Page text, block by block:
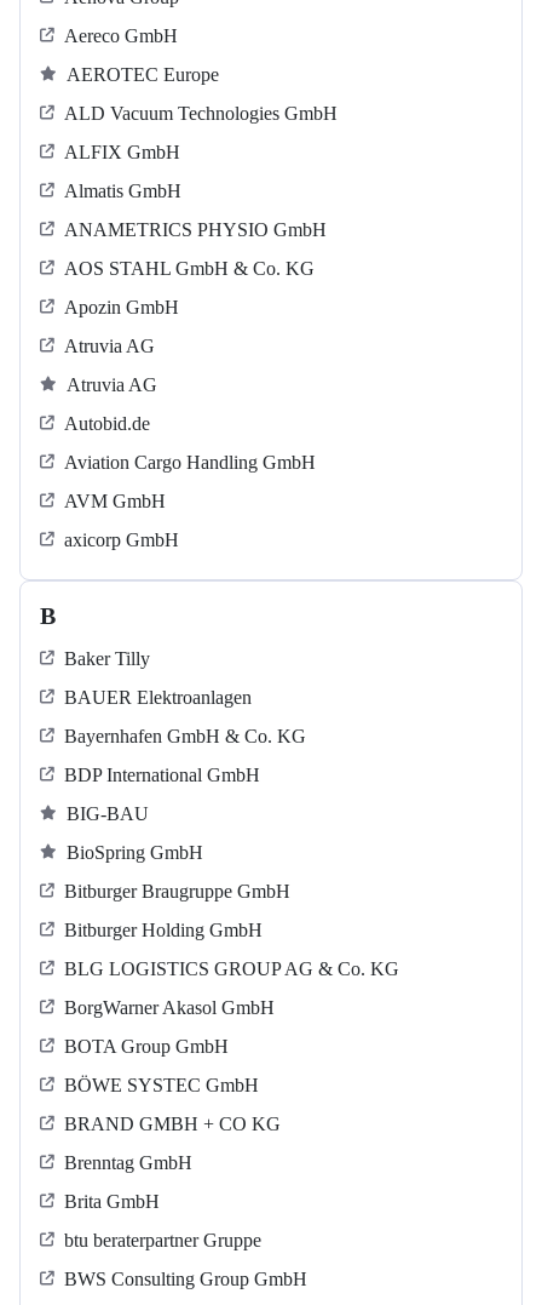
Aereco GmbH
AEROTEC Europe
ALD Vacuum Technologies GmbH
ALFIX GmbH
Almatis GmbH
ANAMETRICS PHYSIO GmbH
AOS STAHL GmbH & Co. KG
Apozin GmbH
Atruvia AG
Atruvia AG
Autobid.de
Aviation Cargo Handling GmbH
AVM GmbH
axicorp GmbH
B
Baker Tilly
BAUER Elektroanlagen
Bayernhafen GmbH & Co. KG
BDP International GmbH
BIG-BAU
BioSpring GmbH
Bitburger Braugruppe GmbH
Bitburger Holding GmbH
BLG LOGISTICS GROUP AG & Co. KG
BorgWarner Akasol GmbH
BOTA Group GmbH
BÖWE SYSTEC GmbH
BRAND GMBH + CO KG
Brenntag GmbH
Brita GmbH
btu beraterpartner Gruppe
BWS Consulting Group GmbH